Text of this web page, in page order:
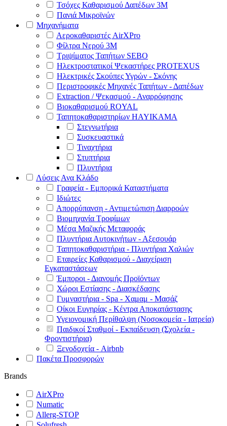
Τσόχες Καθαρισμού Δαπέδων 3Μ
Πανιά Μικροϊνών
Μηχανήματα
Αεροκαθαριστές AirXPro
Φίλτρα Νερού 3M
Τριψίματος Ταπήτων SEBO
Ηλεκτροστατικοί Ψεκαστήρες PROTEXUS
Ηλεκτρικές Σκούπες Υγρών - Σκόνης
Περιστροφικές Μηχανές Ταπήτων - Δαπέδων
Extraction / Ψεκασμού - Αναρρόφησης
Βιοκαθαρισμού ROYAL
Ταπητοκαθαριστηρίων HAYIKAMA
Στεγνωτήρια
Συσκευαστικά
Τιναχτήρια
Στυπτήρια
Πλυντήρια
Λύσεις Ανα Κλάδο
Γραφεία - Εμπορικά Καταστήματα
Ιδιώτες
Απορρύπανση - Αντιμετώπιση Διαρροών
Βιομηχανία Τροφίμων
Μέσα Μαζικής Μεταφοράς
Πλυντήρια Αυτοκινήτων - Αξεσουάρ
Ταπητοκαθαριστήρια - Πλυντήρια Χαλιών
Εταιρείες Καθαρισμού - Διαχείριση
Εγκαταστάσεων
Έμποροι - Διανομής Προϊόντων
Χώροι Εστίασης - Διασκέδασης
Γυμναστήρια - Spa - Χαμαμ - Μασάζ
Οίκοι Ευγηρίας - Κέντρα Αποκατάστασης
Υγειονομική Περίθαλψη (Νοσοκομεία - Ιατρεία)
Παιδικοί Σταθμοί - Εκπαίδευση (Σχολεία -
Φροντιστήρια)
Ξενοδοχεία - Airbnb
Πακέτα Προσφορών
Brands
AirXPro
Numatic
Allerg-STOP